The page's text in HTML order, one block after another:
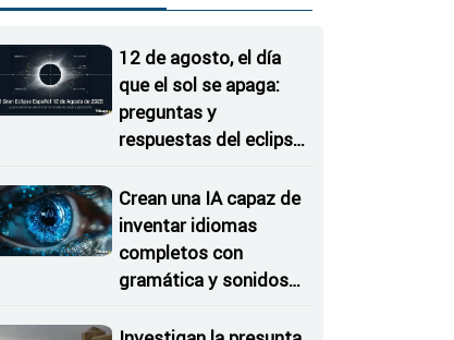
12 de agosto, el día
que el sol se apaga:
preguntas y
respuestas del eclipse
Crean una IA capaz de
inventar idiomas
completos con
gramática y sonidos